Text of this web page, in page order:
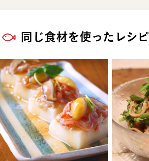
同じ食材を使ったレシピ